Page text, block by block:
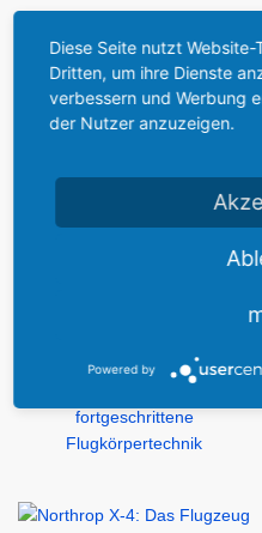
Diese Seite nutzt
Dritten, um ihre Dienste
verbessern und Werbung
der Nutzer anzuzeigen.
Powered by